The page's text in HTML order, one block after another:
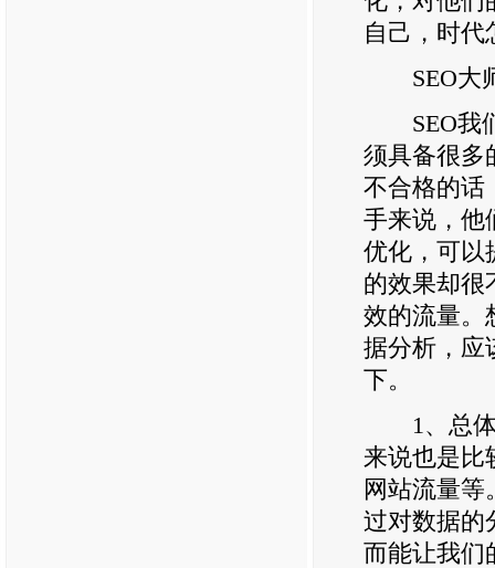
自己，时代
SEO大师
SEO我们
须具备很多
不合格的话
手来说，他
优化，可以
的效果却很
效的流量。
据分析，应
下。
1、总体
来说也是比
网站流量等
过对数据的
而能让我们